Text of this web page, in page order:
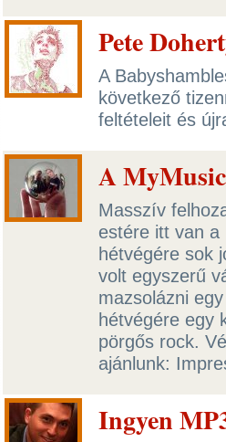
Pete
A
következő
feltételeit és
A
Masszív
estére itt van a
hétvégére sok
volt egyszerű
mazsolázni
hétvégére egy
pörgős rock.
ajánlunk:
Ingyen